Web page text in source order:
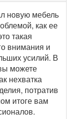
новую мебель
как ее
такая
внимания и
усилий. В
можете
нехватка
потратив
итоге вам